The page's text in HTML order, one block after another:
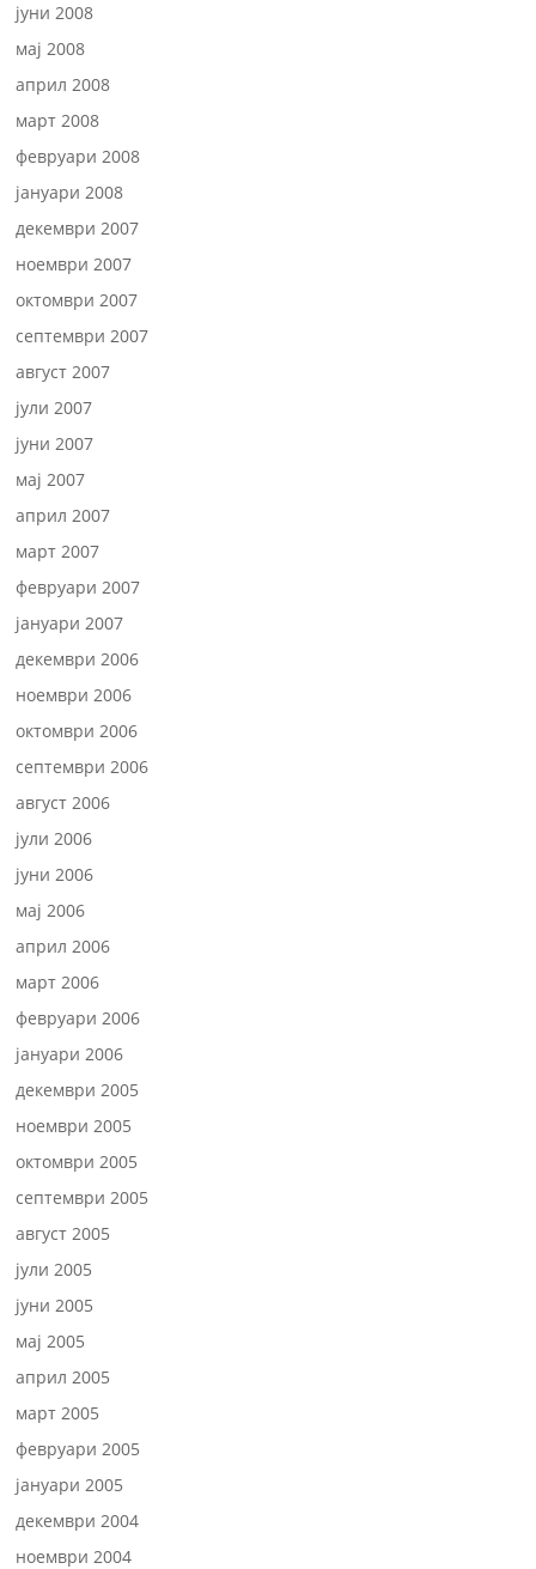
јуни 2008
мај 2008
април 2008
март 2008
февруари 2008
јануари 2008
декември 2007
ноември 2007
октомври 2007
септември 2007
август 2007
јули 2007
јуни 2007
мај 2007
април 2007
март 2007
февруари 2007
јануари 2007
декември 2006
ноември 2006
октомври 2006
септември 2006
август 2006
јули 2006
јуни 2006
мај 2006
април 2006
март 2006
февруари 2006
јануари 2006
декември 2005
ноември 2005
октомври 2005
септември 2005
август 2005
јули 2005
јуни 2005
мај 2005
април 2005
март 2005
февруари 2005
јануари 2005
декември 2004
ноември 2004